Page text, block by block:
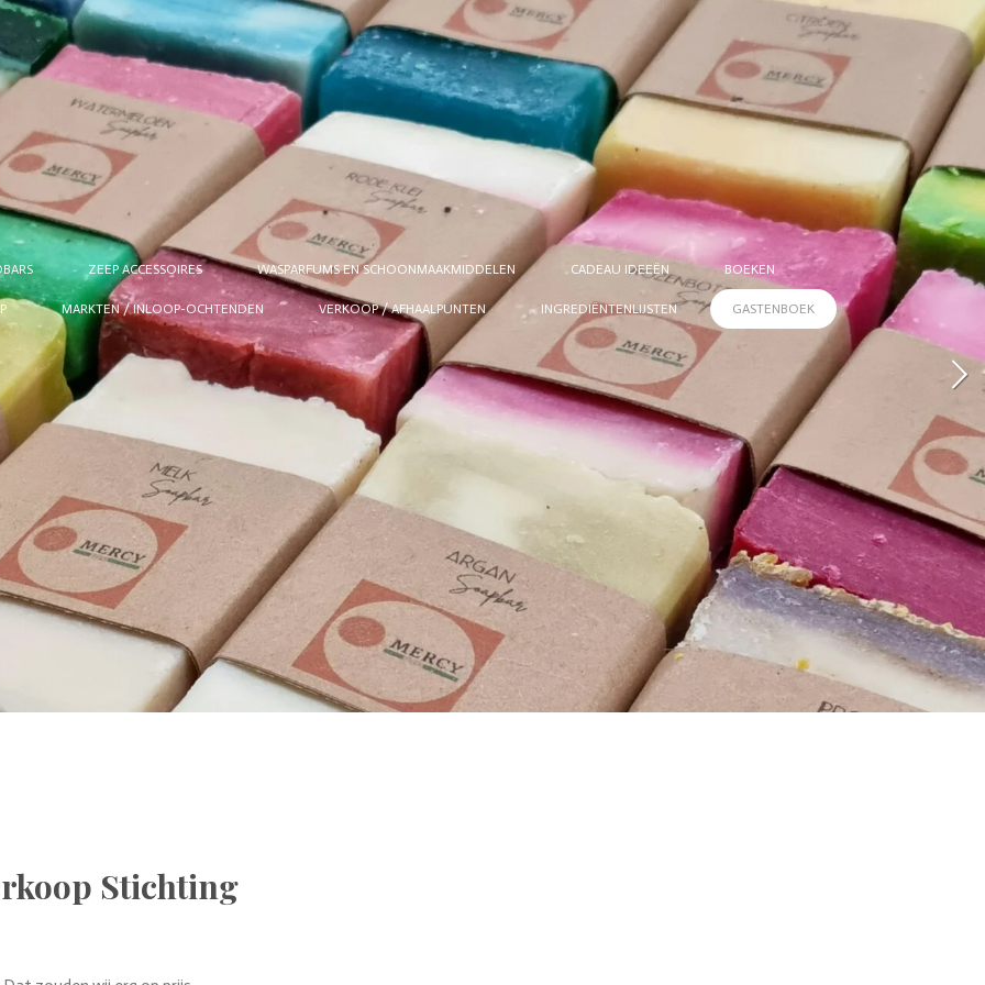
ZEEP ACCESSOIRES WASPARFUMS EN SCHOONMAAKMIDDELEN CADEAU IDEEËN BOEKEN
MARKTEN / INLOOP-OCHTENDEN VERKOOP / AFHAALPUNTEN INGREDIËNTENLIJSTEN GASTENBOEK
Stichting